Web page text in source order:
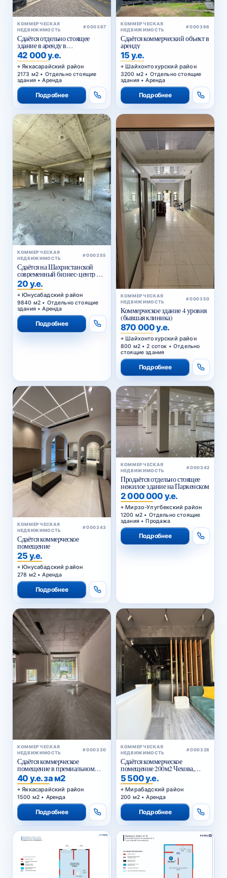
КОММЕРЧЕСКАЯ
НЕДВИЖИМОСТЬ
#000367
Сдаётся отдельно стоящее
здание в аренду в
Яккасарайском районе
42 000 у.е.
Яккасарайский район
2173 м2 • Отдельно стоящие
здания • Аренда
Подробнее
КОММЕРЧЕСКАЯ
НЕДВИЖИМОСТЬ
#000366
Сдаётся коммерческий объект в
аренду
15 у.е.
Шайхонтохурский район
3200 м2 • Отдельно стоящие
здания • Аренда
Подробнее
КОММЕРЧЕСКАЯ
НЕДВИЖИМОСТЬ
#000355
Сдаётся на Шахристанской
современный бизнес-центр в
аренду
20 у.е.
Юнусабадский район
9840 м2 • Отдельно стоящие
здания • Аренда
Подробнее
КОММЕРЧЕСКАЯ
НЕДВИЖИМОСТЬ
#000350
Коммерческое здание 4 уровня
(бывшая клиника)
870 000 у.е.
Шайхонтохурский район
800 м2 • 2 соток • Отдельно
стоящие здания
Подробнее
КОММЕРЧЕСКАЯ
НЕДВИЖИМОСТЬ
#000343
Сдаётся коммерческое
помещение
25 у.е.
Юнусабадский район
278 м2 • Аренда
Подробнее
КОММЕРЧЕСКАЯ
НЕДВИЖИМОСТЬ
#000342
Продаётся отдельно стоящее
нежилое здание на Паркенском
2 000 000 у.е.
Мирзо-Улугбекский район
1200 м2 • Отдельно стоящие
здания • Продажа
Подробнее
КОММЕРЧЕСКАЯ
НЕДВИЖИМОСТЬ
#000330
Сдаётся коммерческое
помещение в премиальном
жилом комплексе
40 у.е. за м2
Яккасарайский район
1500 м2 • Аренда
Подробнее
КОММЕРЧЕСКАЯ
НЕДВИЖИМОСТЬ
#000328
Сдаётся коммерческое
помещение 200м2 Чехова,
Тараса Шевченко
5 500 у.е.
Мирабадский район
200 м2 • Аренда
Подробнее